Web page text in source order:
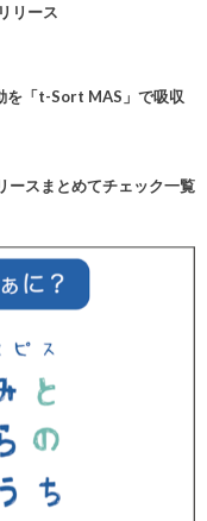
リース
を「t-Sort MAS」で吸収
ースまとめてチェック一覧